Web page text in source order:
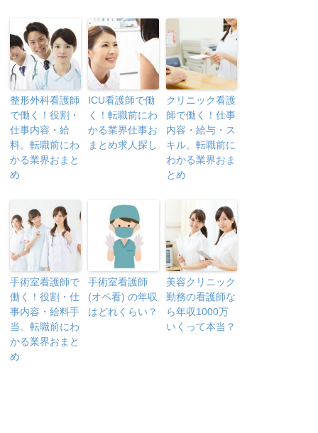
整形外科看護師
で働く！役割・
仕事内容・給
料。転職前にわ
かる業界おまと
め
ICU看護師で働
く！転職前にわ
かる業界仕事お
まとめ求人探し
クリニック看護
師で働く！仕事
内容・給与・ス
キル。転職前に
わかる業界おま
とめ
手術室看護師で
働く！役割・仕
事内容・給料手
当。転職前にわ
かる業界おまと
め
手術室看護師
(オペ看) の年収
はどれくらい？
美容クリニック
勤務の看護師な
ら年収1000万
いくって本当？